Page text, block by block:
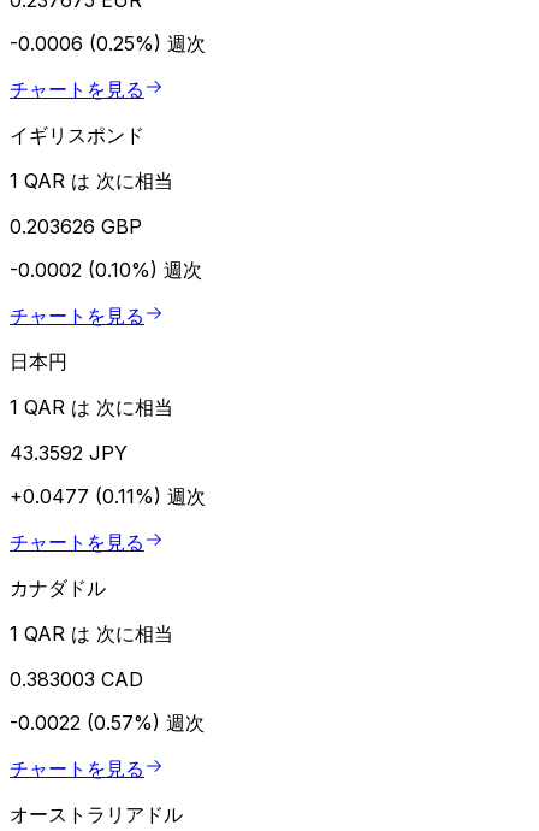
-0.0006 (0.25%) 週次
チャートを見る
イギリスポンド
1 QAR は 次に相当
0.203626 GBP
-0.0002 (0.10%) 週次
チャートを見る
日本円
1 QAR は 次に相当
43.3592 JPY
+0.0477 (0.11%) 週次
チャートを見る
カナダドル
1 QAR は 次に相当
0.383003 CAD
-0.0022 (0.57%) 週次
チャートを見る
オーストラリアドル